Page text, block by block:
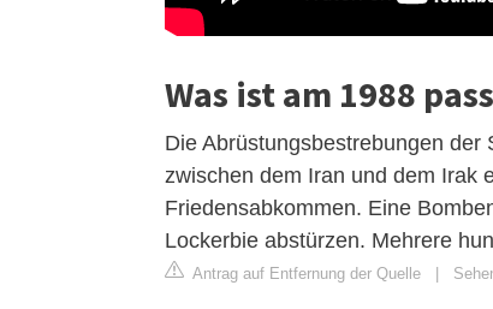
Was ist am 1988
Die Abrüstungsbestrebungen
zwischen dem Iran und dem Irak
Friedensabkommen. Eine
Lockerbie abstürzen. Mehrere
Antrag auf Entfernung der Quelle |